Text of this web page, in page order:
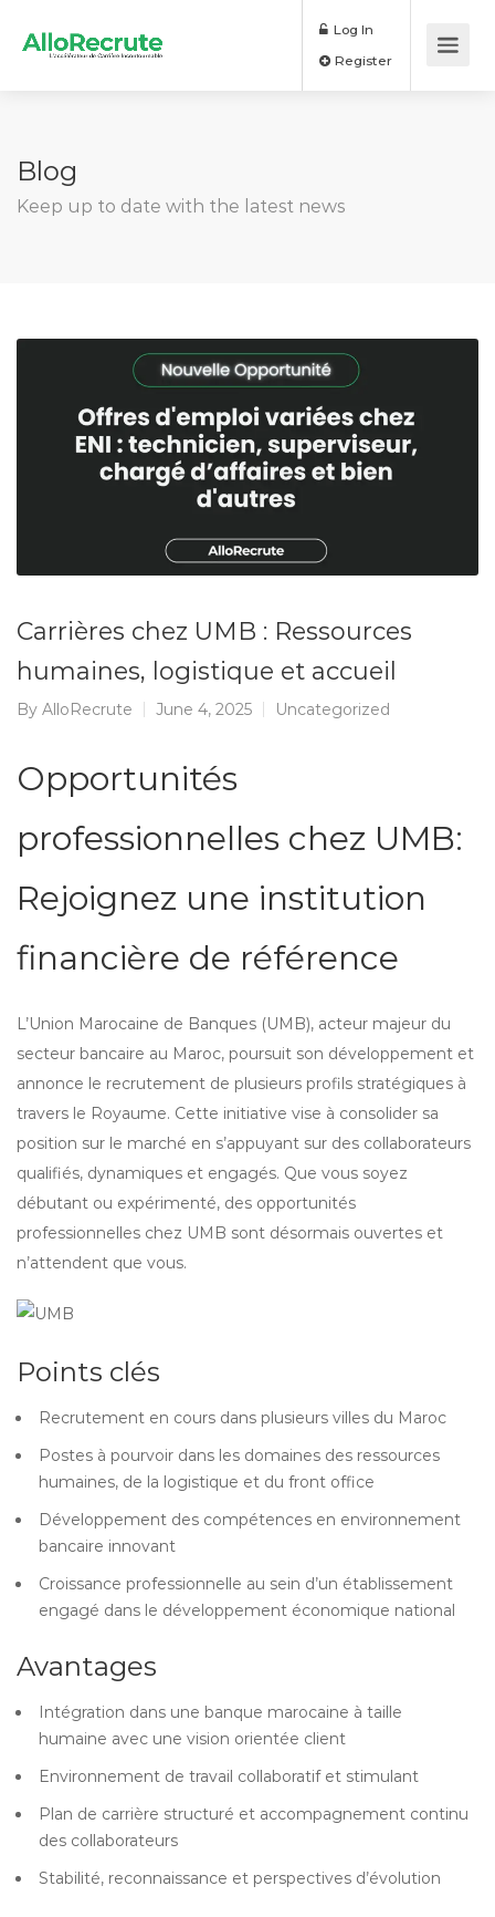
Log In
Blog
Keep up to date with the latest news
Carrières chez UMB : Ressources
humaines, logistique et accueil
By AlloRecrute June 4, 2025 Uncategorized
Opportunités
professionnelles chez UMB:
Rejoignez une institution
financière de référence
L’Union Marocaine de Banques (UMB), acteur majeur du
secteur bancaire au Maroc, poursuit son développement et
annonce le recrutement de plusieurs profils stratégiques à
travers le Royaume. Cette initiative vise à consolider sa
position sur le marché en s’appuyant sur des collaborateurs
qualifiés, dynamiques et engagés. Que vous soyez
débutant ou expérimenté, des opportunités
professionnelles chez UMB sont désormais ouvertes et
n’attendent que vous.
Points clés
Recrutement en cours dans plusieurs villes du Maroc
Postes à pourvoir dans les domaines des ressources
humaines, de la logistique et du front office
Développement des compétences en environnement
bancaire innovant
Croissance professionnelle au sein d’un établissement
engagé dans le développement économique national
Avantages
Intégration dans une banque marocaine à taille
humaine avec une vision orientée client
Environnement de travail collaboratif et stimulant
Plan de carrière structuré et accompagnement continu
des collaborateurs
Stabilité, reconnaissance et perspectives d’évolution